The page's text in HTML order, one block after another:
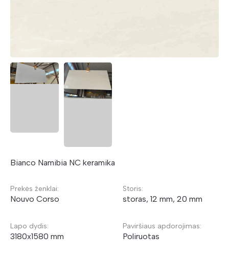
Bianco Namibia NC keramika
Prekės ženklai:
Nouvo Corso
Storis:
storas, 12 mm, 20 mm
Lapo dydis:
3180x1580 mm
Paviršiaus apdorojimas:
Poliruotas